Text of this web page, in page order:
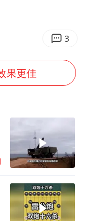
高铁双人座被免票儿童挤成3人座
花双料影帝
中方：奉劝美方解除对古巴制裁封锁
伊朗最高领袖将任命数名高级指挥官
广岛长崎的昨天未必不会是日本的明天
布UFO视频
3
果更佳